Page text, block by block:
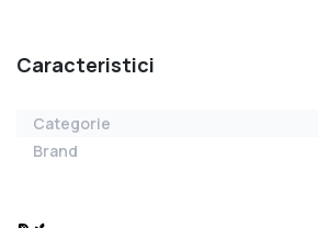
Caracteristici
Categorie
Brand